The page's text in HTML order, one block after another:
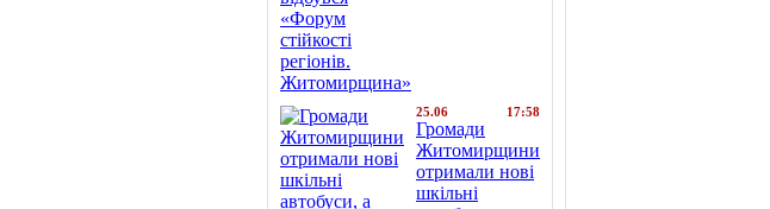
25.06 17:58
Громади
Житомирщини
отримали нові
шкільні